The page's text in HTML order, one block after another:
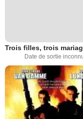
Date de sortie